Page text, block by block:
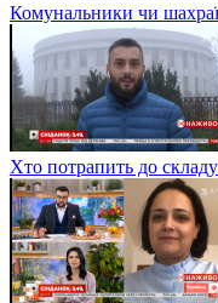
Комунальники чи
Хто потрапить до